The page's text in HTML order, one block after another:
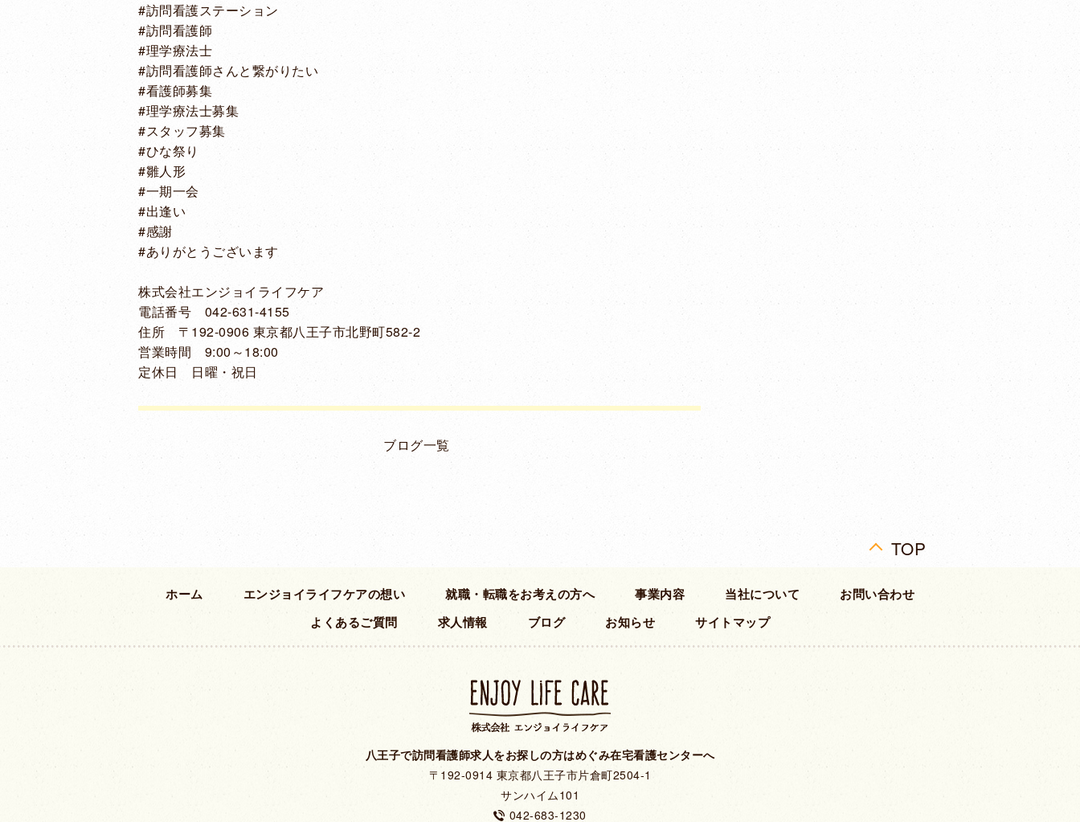
#訪問看護ステーション
#訪問看護師
#理学療法士
#訪問看護師さんと繋がりたい
#看護師募集
#理学療法士募集
#スタッフ募集
#ひな祭り
#雛人形
#一期一会
#出逢い
#感謝
#ありがとうございます
株式会社エンジョイライフケア
電話番号 042-631-4155
住所 〒192-0906 東京都八王子市北野町582-2
営業時間 9:00～18:00
定休日 日曜・祝日
ブログ一覧
TOP
ホーム エンジョイライフケアの想い 就職・転職をお考えの方へ 事業内容 当社について
お問い合わせ
よくあるご質問
求人情報 ブログ お知らせ サイトマップ
八王子で訪問看護師求人をお探しの方はめぐみ在宅看護センターへ
〒192-0914 東京都八王子市片倉町2504-1
サンハイム101
042-683-1230